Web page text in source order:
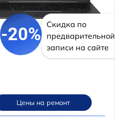
-20%
Скидка по
предварительной
записи на сайте
Цены на ремонт